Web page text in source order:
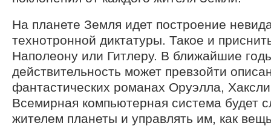
На планете Земля идет построение
технотронной диктатуры. Такое и
Наполеону или Гитлеру. В ближайшие
действительность может превзойти
фантастических романах Оруэлла,
Всемирная компьютерная система будет
жителем планеты и управлять им, как